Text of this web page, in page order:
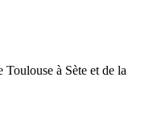
à Sète et de la